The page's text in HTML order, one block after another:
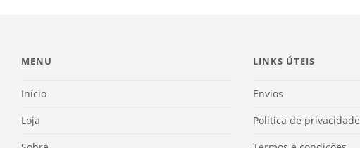
MENU
Início
Loja
LINKS ÚTEIS
Envios
Politica de privacidade